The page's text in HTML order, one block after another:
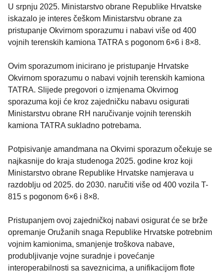
U srpnju 2025. Ministarstvo obrane Republike Hrvatske
iskazalo je interes češkom Ministarstvu obrane za
pristupanje Okvirnom sporazumu i nabavi više od 400
vojnih terenskih kamiona TATRA s pogonom 6×6 i 8×8.
Ovim sporazumom inicirano je pristupanje Hrvatske
Okvirnom sporazumu o nabavi vojnih terenskih kamiona
TATRA. Slijede pregovori o izmjenama Okvirnog
sporazuma koji će kroz zajedničku nabavu osigurati
Ministarstvu obrane RH naručivanje vojnih terenskih
kamiona TATRA sukladno potrebama.
Potpisivanje amandmana na Okvirni sporazum očekuje se
najkasnije do kraja studenoga 2025. godine kroz koji
Ministarstvo obrane Republike Hrvatske namjerava u
razdoblju od 2025. do 2030. naručiti više od 400 vozila T-
815 s pogonom 6×6 i 8×8.
Pristupanjem ovoj zajedničkoj nabavi osigurat će se brže
opremanje Oružanih snaga Republike Hrvatske potrebnim
vojnim kamionima, smanjenje troškova nabave,
produbljivanje vojne suradnje i povećanje
interoperabilnosti sa saveznicima, a unifikacijom flote